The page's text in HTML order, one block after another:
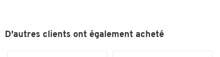
Profondeur (mm)
D'autres clients ont également acheté